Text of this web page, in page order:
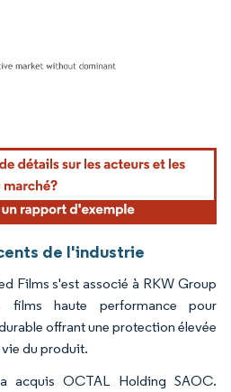
nécessite une attribution sous CC BY
de l'industrie
Films s'est associé à RKW Group
films haute performance pour
offrant une protection élevée
du produit.
acquis OCTAL Holding SAOC.